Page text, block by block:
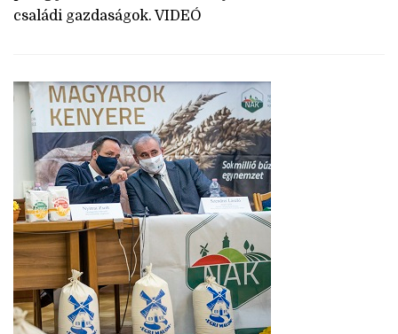
családi gazdaságok. VIDEÓ